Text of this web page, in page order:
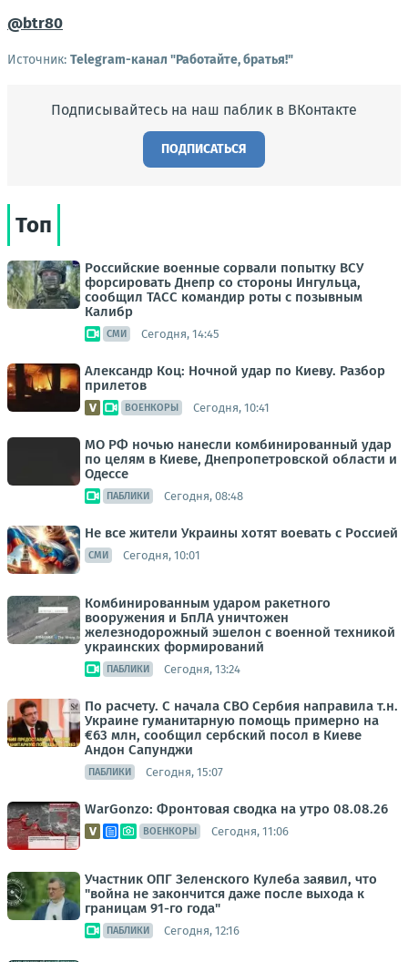
@btr80
Источник: Telegram-канал "Работайте, братья!"
Подписывайтесь на наш паблик в ВКонтакте
ПОДПИСАТЬСЯ
Топ
Российские военные сорвали попытку ВСУ
форсировать Днепр со стороны Ингульца,
сообщил ТАСС командир роты с позывным
Калибр
СМИ Сегодня, 14:45
Александр Коц: Ночной удар по Киеву. Разбор
прилетов
ВОЕНКОРЫ Сегодня, 10:41
МО РФ ночью нанесли комбинированный удар
по целям в Киеве, Днепропетровской области и
Одессе
ПАБЛИКИ Сегодня, 08:48
Не все жители Украины хотят воевать с Россией
СМИ Сегодня, 10:01
Комбинированным ударом ракетного
вооружения и БпЛА уничтожен
железнодорожный эшелон с военной техникой
украинских формирований
ПАБЛИКИ Сегодня, 13:24
По расчету. С начала СВО Сербия направила т.н.
Украине гуманитарную помощь примерно на
€63 млн, сообщил сербский посол в Киеве
Андон Сапунджи
ПАБЛИКИ Сегодня, 15:07
WarGonzo: Фронтовая сводка на утро 08.08.26
ВОЕНКОРЫ Сегодня, 11:06
Участник ОПГ Зеленского Кулеба заявил, что
"война не закончится даже после выхода к
границам 91-го года"
ПАБЛИКИ Сегодня, 12:16